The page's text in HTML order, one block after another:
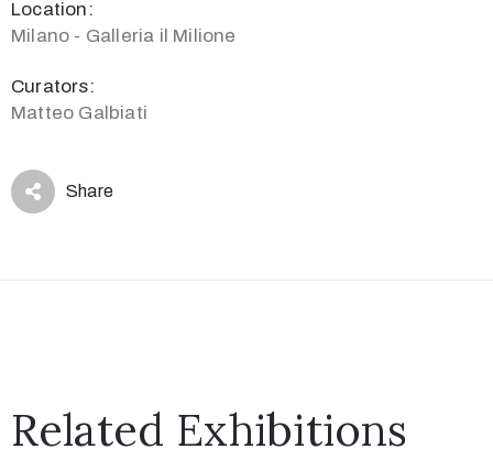
Location:
Milano - Galleria il Milione
Curators:
Matteo Galbiati
Share
Related Exhibitions